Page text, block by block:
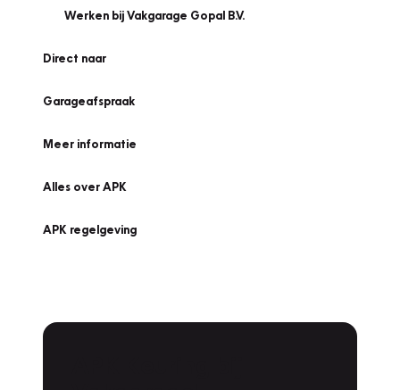
Werken bij Vakgarage Gopal B.V.
Direct naar
Garageafspraak
Meer informatie
Alles over APK
APK regelgeving